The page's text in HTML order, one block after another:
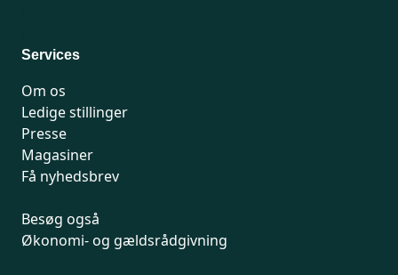
Services
Om os
Ledige stillinger
Presse
Magasiner
Få nyhedsbrev
Besøg også
Økonomi- og gældsrådgivning